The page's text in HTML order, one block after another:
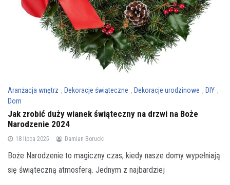
Aranżacja wnętrz , Dekoracje świąteczne , Dekoracje urodzinowe , DIY ,
Dom
Jak zrobić duży wianek świąteczny na drzwi na Boże
Narodzenie 2024
18 lipca 2025 Damian Borucki
Boże Narodzenie to magiczny czas, kiedy nasze domy wypełniają
się świąteczną atmosferą. Jednym z najbardziej